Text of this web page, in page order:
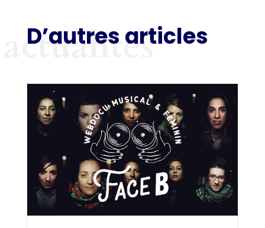
D’autres articles
actualités